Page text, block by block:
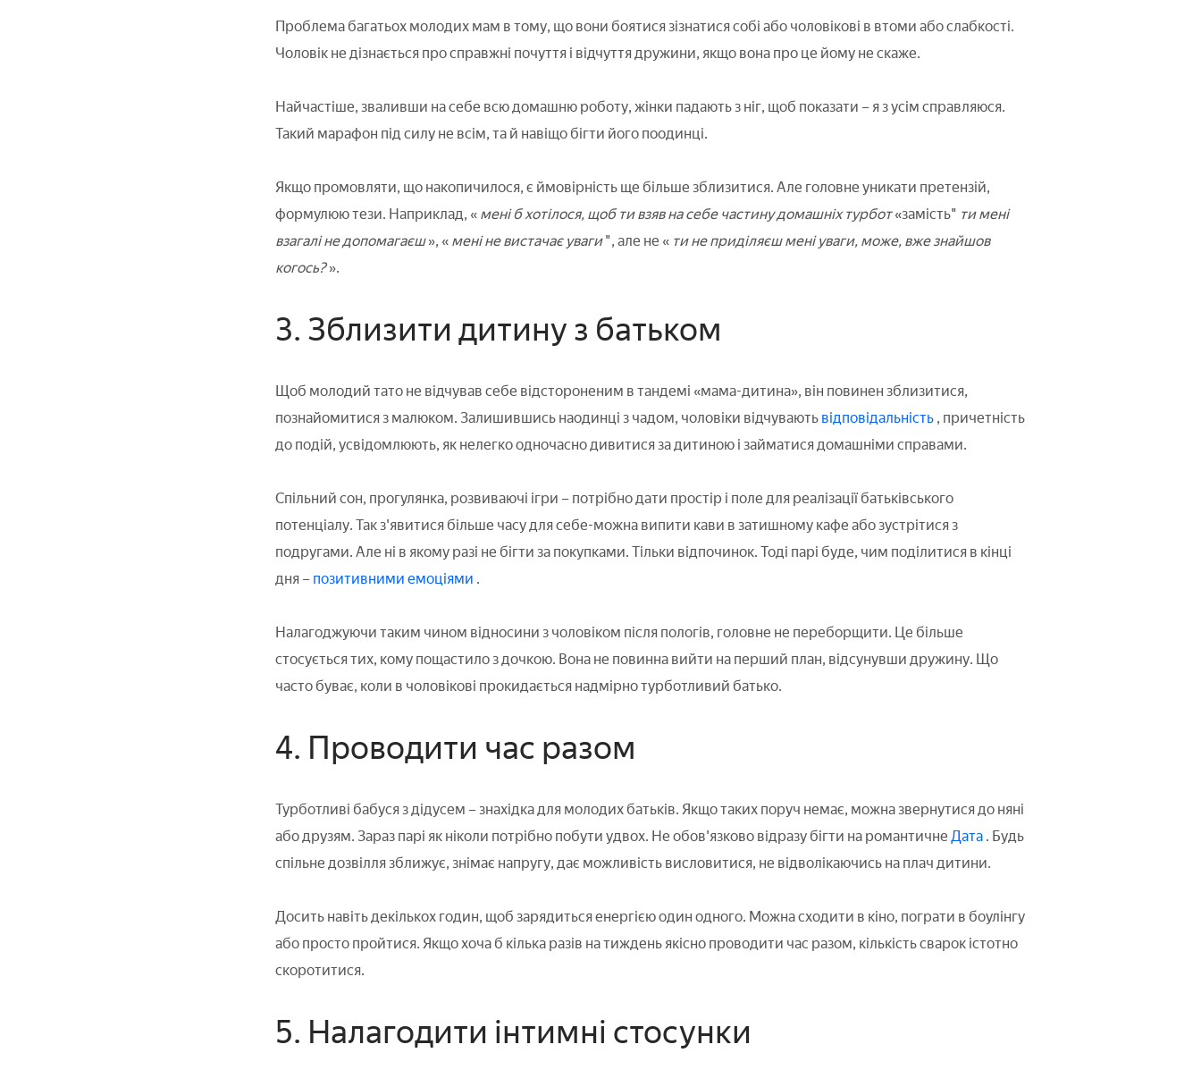
Проблема багатьох молодих мам в тому, що вони боятися зізнатися собі або чоловікові в втоми або слабкості.
Чоловік не дізнається про справжні почуття і відчуття дружини, якщо вона про це йому не скаже.
Найчастіше, зваливши на себе всю домашню роботу, жінки падають з ніг, щоб показати – я з усім справляюся.
Такий марафон під силу не всім, та й навіщо бігти його поодинці.
Якщо промовляти, що накопичилося, є ймовірність ще більше зблизитися. Але головне уникати претензій,
формулюю тези. Наприклад, «мені б хотілося, щоб ти взяв на себе частину домашніх турбот«замість" ти мені
взагалі не допомагаєш», « мені не вистачає уваги", але не « ти не приділяєш мені уваги, може, вже знайшов
когось?».
3. Зблизити дитину з батьком
Щоб молодий тато не відчував себе відстороненим в тандемі «мама-дитина», він повинен зблизитися,
познайомитися з малюком. Залишившись наодинці з чадом, чоловіки відчуваютьвідповідальність , причетність
до подій, усвідомлюють, як нелегко одночасно дивитися за дитиною і займатися домашніми справами.
Спільний сон, прогулянка, розвиваючі ігри – потрібно дати простір і поле для реалізації батьківського
потенціалу. Так з'явитися більше часу для себе-можна випити кави в затишному кафе або зустрітися з
подругами. Але ні в якому разі не бігти за покупками. Тільки відпочинок. Тоді парі буде, чим поділитися в кінці
дня –позитивними емоціями .
Налагоджуючи таким чином відносини з чоловіком після пологів, головне не переборщити. Це більше
стосується тих, кому пощастило з дочкою. Вона не повинна вийти на перший план, відсунувши дружину. Що
часто буває, коли в чоловікові прокидається надмірно турботливий батько.
4. Проводити час разом
Турботливі бабуся з дідусем – знахідка для молодих батьків. Якщо таких поруч немає, можна звернутися до няні
або друзям. Зараз парі як ніколи потрібно побути удвох. Не обов'язково відразу бігти на романтичне Дата . Будь
спільне дозвілля зближує, знімає напругу, дає можливість висловитися, не відволікаючись на плач дитини.
Досить навіть декількох годин, щоб зарядиться енергією один одного. Можна сходити в кіно, пограти в боулінгу
або просто пройтися. Якщо хоча б кілька разів на тиждень якісно проводити час разом, кількість сварок істотно
скоротитися.
5. Налагодити інтимні стосунки